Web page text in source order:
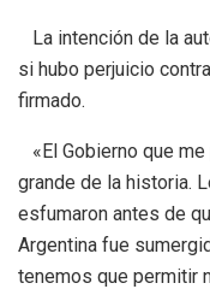
La intención de la
si hubo perjuicio
firmado.
«El Gobierno que
grande de la historia.
esfumaron antes de
Argentina fue
tenemos que permitir